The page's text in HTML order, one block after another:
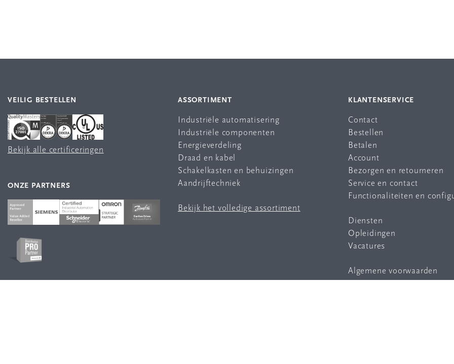
VEILIG BESTELLEN
Bekijk alle certificeringen
ONZE PARTNERS
ASSORTIMENT
Industriële automatisering
Industriële componenten
Energieverdeling
Draad en kabel
Schakelkasten en behuizingen
Aandrijftechniek
Bekijk het volledige assortiment
KLANTENSERVICE
Contact
Bestellen
Betalen
Account
Bezorgen en retourneren
Service en contact
Functionaliteiten en
Diensten
Opleidingen
Vacatures
Algemene voorwaarden